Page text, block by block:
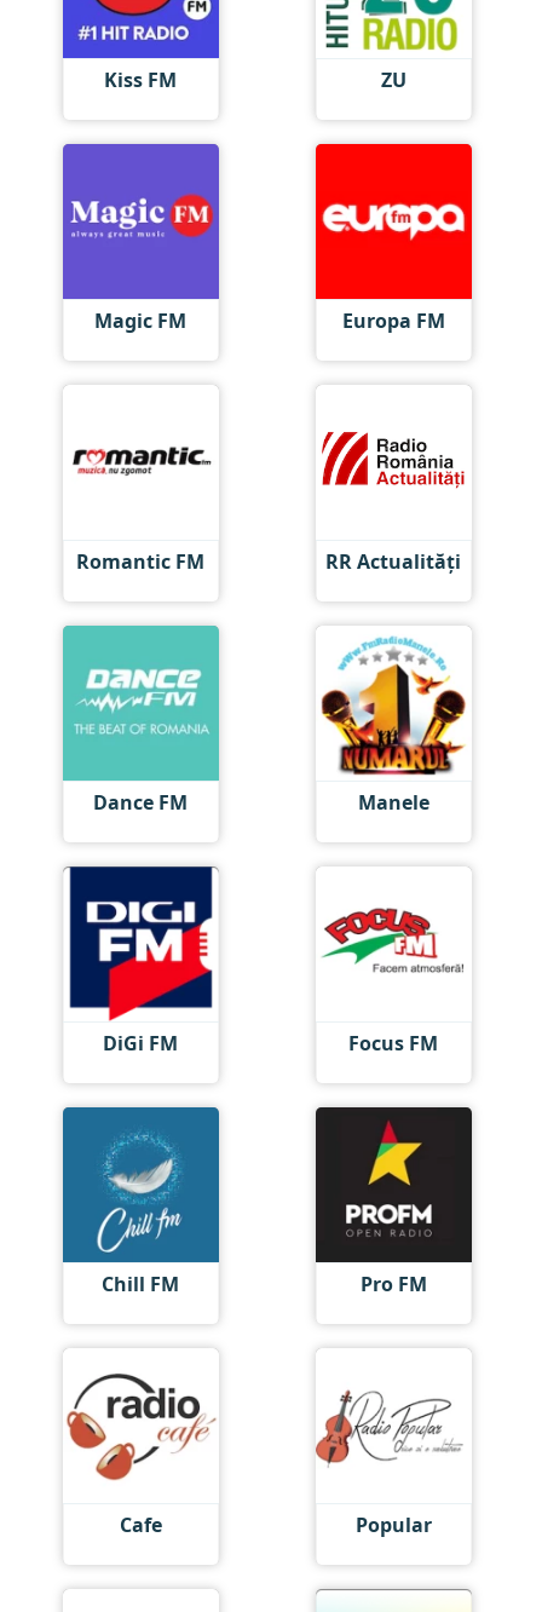
Kiss FM ZU
Magic FM Europa FM
Romantic FM RR Actualități
Dance FM Manele
DiGi FM Focus FM
Chill FM Pro FM
Cafe Popular